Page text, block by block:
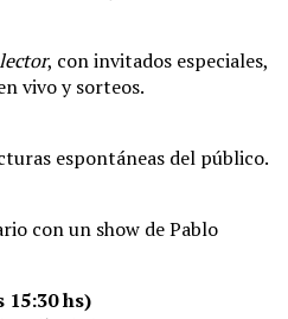
, con invitados especiales,
vivo y sorteos.
espontáneas del público.
con un show de Pablo
15:30 hs)